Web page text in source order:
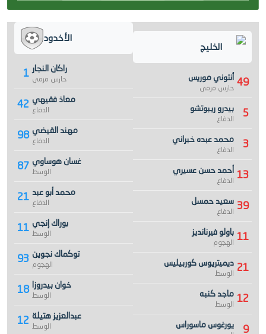
الأخدود
1 راكان النجار
حارس مرمى
42 معاذ فقيهي
الدفاع
98 مهند القيضي
الدفاع
87 غسان هوساوي
الوسط
21 محمد أبو عبد
الدفاع
11 بوراك إنجي
الوسط
93 توكماك نجوين
الهجوم
18 خوان بيدروزا
الوسط
12 عبدالعزيز هتيلة
الوسط
الخليج
49 أنتوني موريس
حارس مرمى
5 بيدرو ريبوتشو
الدفاع
3 محمد عبده خبراني
الدفاع
13 أحمد حسن عسيري
الدفاع
39 سعيد حمسل
الدفاع
11 باولو فيرنانديز
الهجوم
21 ديميتريوس كوربيليس
الوسط
12 ماجد كنبه
الوسط
9 يورغوس ماسوراس